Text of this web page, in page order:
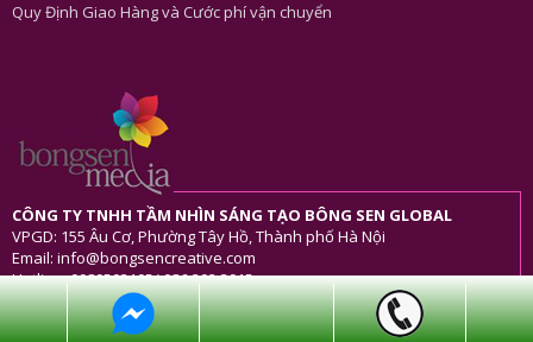
Quy Định Giao Hàng và Cước phí vận chuyển
CÔNG TY TNHH TẦM NHÌN SÁNG TẠO BÔNG SEN GLOBAL
VPGD: 155 Âu Cơ, Phường Tây Hồ, Thành phố Hà Nội
Email: info@bongsencreative.com
Hotline: 0989503105/ 086 202 3915